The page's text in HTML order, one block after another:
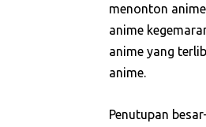
menonton
anime
anime yang
anime.
Penutupan